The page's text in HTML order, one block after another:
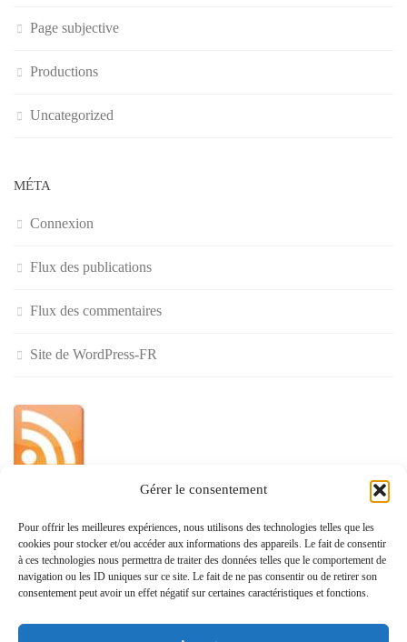
Gérer le consentement
Pour offrir les meilleures expériences, nous utilisons des technologies telles que les
cookies pour stocker et/ou accéder aux informations des appareils. Le fait de consentir
à ces technologies nous permettra de traiter des données telles que le comportement de
navigation ou les ID uniques sur ce site. Le fait de ne pas consentir ou de retirer son
consentement peut avoir un effet négatif sur certaines caractéristiques et fonctions.
Page subjective
Productions
Uncategorized
MÉTA
Connexion
Flux des publications
Flux des commentaires
Site de WordPress-FR
»
Politique de confidentialité